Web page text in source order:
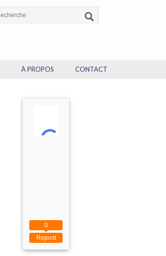
À PROPOS CONTACT
Repost
0